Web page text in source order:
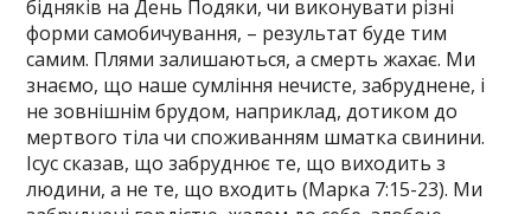
бідняків на День Подяки, чи виконувати різні
форми самобичування, – результат буде тим
самим. Плями залишаються, а смерть жахає. Ми
знаємо, що наше сумління нечисте, забруднене, і
не зовнішнім брудом, наприклад, дотиком до
мертвого тіла чи споживанням шматка свинини.
Ісус сказав, що забруднює те, що виходить з
людини, а не те, що входить (Марка 7:15-23). Ми